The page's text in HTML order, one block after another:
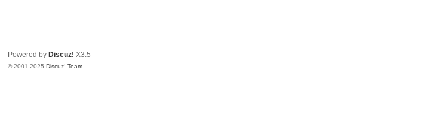
Powered by Discuz! X3.5
© 2001-2025Discuz! Team